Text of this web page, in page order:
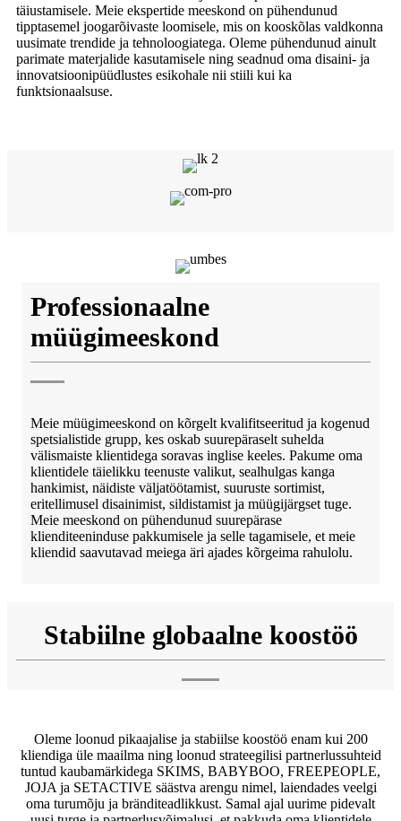
täiustamisele. Meie ekspertide meeskond on pühendunud
tipptasemel joogarõivaste loomisele, mis on kooskõlas valdkonna
uusimate trendide ja tehnoloogiatega. Oleme pühendunud ainult
parimate materjalide kasutamisele ning seadnud oma disaini- ja
innovatsioonipüüdlustes esikohale nii stiili kui ka
funktsionaalsuse.
Professionaalne
müügimeeskond
Meie müügimeeskond on kõrgelt kvalifitseeritud ja kogenud
spetsialistide grupp, kes oskab suurepäraselt suhelda
välismaiste klientidega soravas inglise keeles. Pakume oma
klientidele täielikku teenuste valikut, sealhulgas kanga
hankimist, näidiste väljatöötamist, suuruste sortimist,
eritellimusel disainimist, sildistamist ja müügijärgset tuge.
Meie meeskond on pühendunud suurepärase
klienditeeninduse pakkumisele ja selle tagamisele, et meie
kliendid saavutavad meiega äri ajades kõrgeima rahulolu.
Stabiilne globaalne koostöö
Oleme loonud pikaajalise ja stabiilse koostöö enam kui 200
kliendiga üle maailma ning loonud strateegilisi partnerlussuhteid
tuntud kaubamärkidega SKIMS, BABYBOO, FREEPEOPLE,
JOJA ja SETACTIVE säästva arengu nimel, laiendades veelgi
oma turumõju ja bränditeadlikkust. Samal ajal uurime pidevalt